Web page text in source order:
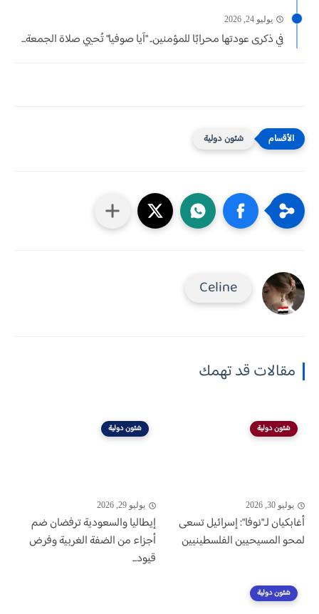
يوليو 24, 2026
في ذكرى عودتها محرابًا للمؤمنين.. "آيا صوفيا" تُحيي صلاة الجمعة...
شئون دولية
Celine
مقالات قد تهمك
شئون دولية
يوليو 30, 2026
أغابكيان لـ"نوفا": إسرائيل تسعى
لمحو المسيحيين الفلسطينيين
شئون دولية
يوليو 29, 2026
إيطاليا والسعودية ترفضان ضم
أجزاء من الضفة الغربية وفرض
قيود...
شئون دولية